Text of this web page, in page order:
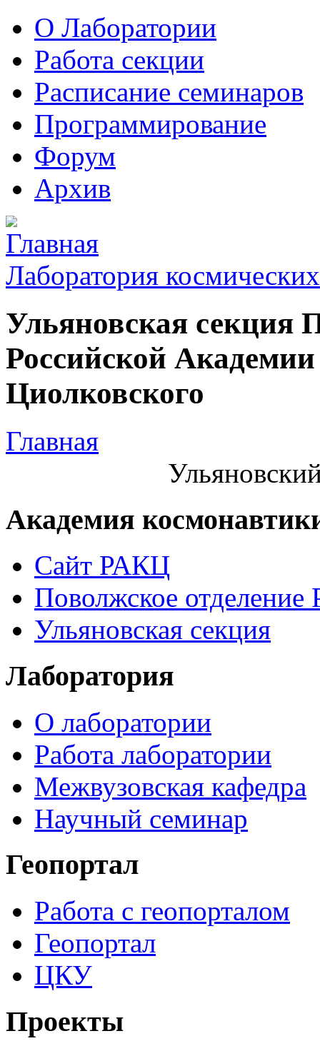
О Лаборатории
Работа секции
Расписание семинаров
Программирование
Форум
Архив
Лаборатория
Ульяновская секция
Российской
Циолковского
Главная
Академия
Сайт РАКЦ
Поволжское
Ульяновская секция
Лаборатория
О лаборатории
Работа лаборатории
Межвузовская кафедра
Научный семинар
Геопортал
Работа с геопорталом
Геопортал
ЦКУ
Проекты